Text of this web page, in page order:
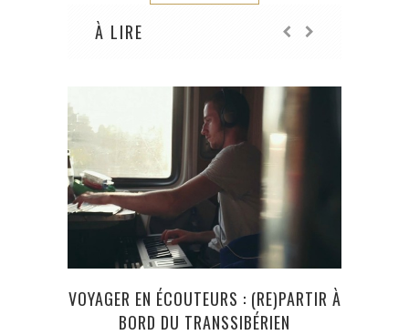
À LIRE
VOYAGER EN ÉCOUTEURS : (RE)PARTIR À
BORD DU TRANSSIBÉRIEN